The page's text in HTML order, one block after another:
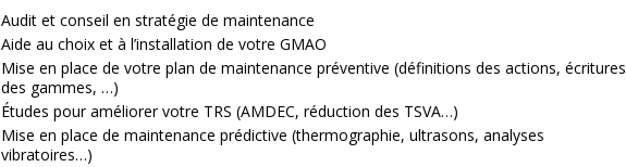
Audit et conseil en stratégie de maintenance
Aide au choix et à l’installation de votre GMAO
Mise en place de votre plan de maintenance préventive (définitions des actions, écritures
des gammes, …)
Études pour améliorer votre TRS (AMDEC, réduction des TSVA…)
Mise en place de maintenance prédictive (thermographie, ultrasons, analyses
vibratoires…)